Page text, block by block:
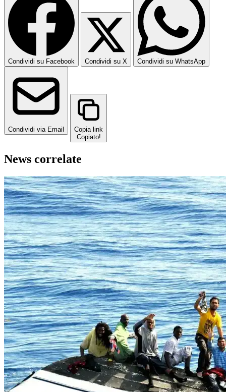
Condividi su Facebook Condividi su X Condividi su WhatsApp
Condividi via Email
Copia link
Copiato!
News correlate